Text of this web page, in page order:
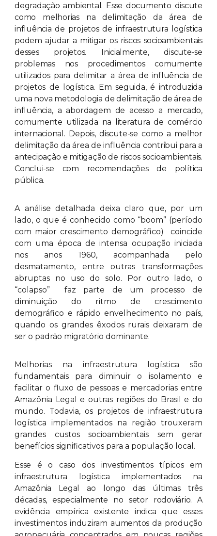
degradação ambiental. Esse documento discute
como melhorias na delimitação da área de
influência de projetos de infraestrutura logística
podem ajudar a mitigar os riscos socioambientais
desses projetos. Inicialmente, discute-se
problemas nos procedimentos comumente
utilizados para delimitar a área de influência de
projetos de logística. Em seguida, é introduzida
uma nova metodologia de delimitação de área de
influência, a abordagem de acesso a mercado,
comumente utilizada na literatura de comércio
internacional. Depois, discute-se como a melhor
delimitação da área de influência contribui para a
antecipação e mitigação de riscos socioambientais.
Conclui-se com recomendações de política
pública.
A análise detalhada deixa claro que, por um
lado, o que é conhecido como “boom” (período
com maior crescimento demográfico) coincide
com uma época de intensa ocupação iniciada
nos anos 1960, acompanhada pelo
desmatamento, entre outras transformações
abruptas no uso do solo. Por outro lado, o
“colapso” faz parte de um processo de
diminuição do ritmo de crescimento
demográfico e rápido envelhecimento no país,
quando os grandes êxodos rurais deixaram de
ser o padrão migratório dominante.
Melhorias na infraestrutura logística são
fundamentais para diminuir o isolamento e
facilitar o fluxo de pessoas e mercadorias entre
Amazônia Legal e outras regiões do Brasil e do
mundo. Todavia, os projetos de infraestrutura
logística implementados na região trouxeram
grandes custos socioambientais sem gerar
benefícios significativos para a população local.
Esse é o caso dos investimentos típicos em
infraestrutura logística implementados na
Amazônia Legal ao longo das últimas três
décadas, especialmente no setor rodoviário. A
evidência empírica existente indica que esses
investimentos induziram aumentos da produção